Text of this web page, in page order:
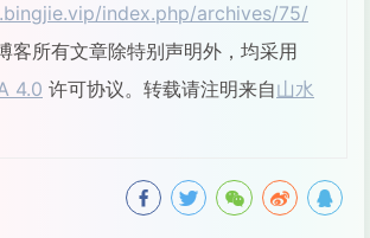
index.php/archives/75/
客所有文章除特别声明外，均采用
4.0 许可协议。转载请注明来自山水